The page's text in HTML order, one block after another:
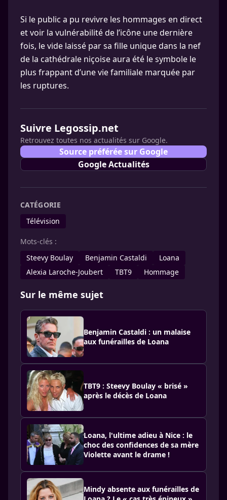
Si le public a pu revivre les hommages en direct
et voir la vulnérabilité de l’icône une dernière
fois, le vide laissé par sa fille unique dans la nef
de la cathédrale niçoise aura été le symbole le
plus frappant d’une vie familiale marquée par
les ruptures.
Suivre Legossip.net
Retrouvez toutes nos actualités sur Google.
Source préférée sur Google
Google Actualités
CATÉGORIE
Télévision
Mots-clés :
Steevy Boulay
Benjamin Castaldi
Loana
Alexia Laroche-Joubert
TBT9 Hommage
Sur le même sujet
Benjamin Castaldi : un malaise
aux funérailles de Loana
TBT9 : Steevy Boulay « brisé »
après le décès de Loana
Loana, l'ultime adieu à Nice : le
choc des confidences de sa mère
Violette avant le drame !
Mindy absente aux funérailles de